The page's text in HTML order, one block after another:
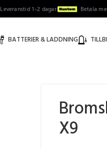
Leveranstid 1–2 dagar Betala
BATTERIER & LADDNING
X9